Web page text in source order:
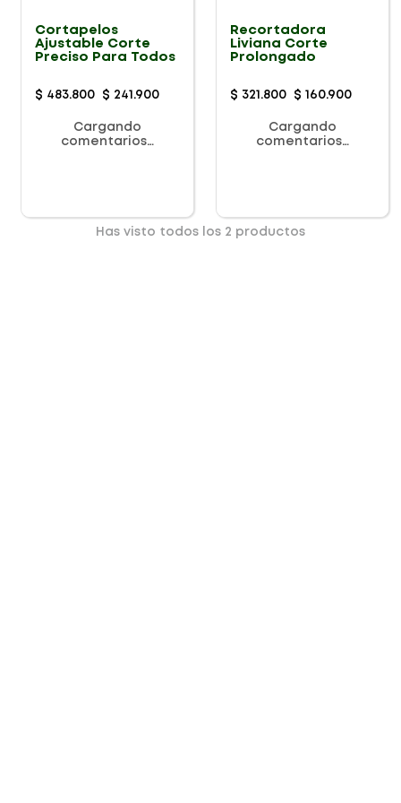
Cortapelos
Ajustable Corte
Preciso Para Todos
$ 483.800 $ 241 .900
Cargando
comentarios…
Recortadora
Liviana Corte
Prolongado
$ 321 .800 $ 160.900
Cargando
comentarios…
Has visto todos los 2 productos